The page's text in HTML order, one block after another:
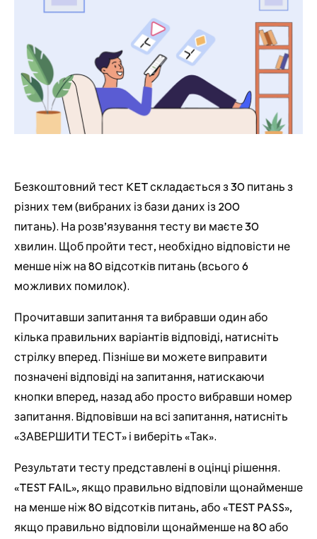
Безкоштовний тест KET складається з 30 питань з
різних тем (вибраних із бази даних із 200
питань). На розв’язування тесту ви маєте 30
хвилин. Щоб пройти тест, необхідно відповісти не
менше ніж на 80 відсотків питань (всього 6
можливих помилок).
Прочитавши запитання та вибравши один або
кілька правильних варіантів відповіді, натисніть
стрілку вперед. Пізніше ви можете виправити
позначені відповіді на запитання, натискаючи
кнопки вперед, назад або просто вибравши номер
запитання. Відповівши на всі запитання, натисніть
«ЗАВЕРШИТИ ТЕСТ» і виберіть «Так».
Результати тесту представлені в оцінці рішення.
«TEST FAIL», якщо правильно відповіли щонайменше
на менше ніж 80 відсотків питань, або «TEST PASS»,
якщо правильно відповіли щонайменше на 80 або